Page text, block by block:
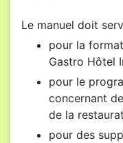
Le manuel doit
pour la
Gastro Hôtel
pour le
concernant
de la
pour des